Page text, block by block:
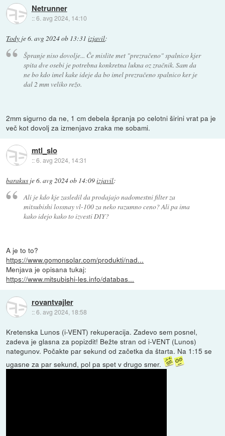
Netrunner
::6. avg 2024, 14:10
Tody je6. avg 2024 ob 13:31 izjavil:
Špranje niso dovolje... Če mislite met "prezračeno" spalnico kjer
spita dve osebi je potrebna konkretna lukna oz zračnik. Sam da
ne bo kdo imel kake ideje da bo imel prezračeno spalnico ker je
dal 2 mm veliko režo.
2mm sigurno da ne, 1 cm debela špranja po celotni širini vrat pa je
več kot dovolj za izmenjavo zraka me sobami.
mtl_slo
::6. avg 2024, 14:31
barakus je6. avg 2024 ob 14:09izjavil:
Ali je kdo kje zasledil da prodajajo nadomestni filter za
mitsubishi lossnay vl-100 za neko razumno ceno? Ali pa ima
kako idejo kako to izvesti DIY?
A je to to?
https://www.gomonsolar.com/produkti/nad...
Menjava je opisana tukaj:
https://www.mitsubishi-les.info/databas...
rovantvajler
::6. avg 2024, 18:58
Kretenska Lunos (i-VENT) rekuperacija. Zadevo sem posnel,
zadeva je glasna za popizdit! Bežte stran od i-VENT (Lunos)
nategunov. Počakte par sekund od začetka da štarta. Na 1:15 se
ugasne za par sekund, pol pa spet v drugo smer.